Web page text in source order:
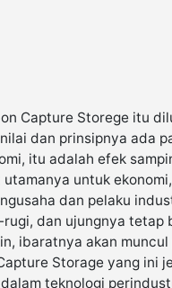
Capture Storege itu
dan prinsipnya ada
itu adalah efek
untuk
dan pelaku
dan ujungnya tetap
ibaratnya akan muncul
Storage yang ini
teknologi